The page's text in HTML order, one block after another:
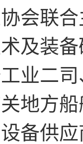
会联
及装
业二
地方
备供